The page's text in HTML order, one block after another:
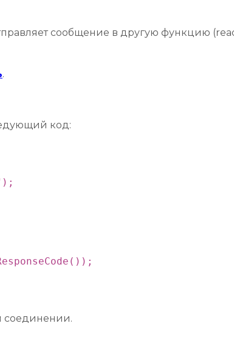
сообщение в другую функцию
.
код:
соединении.